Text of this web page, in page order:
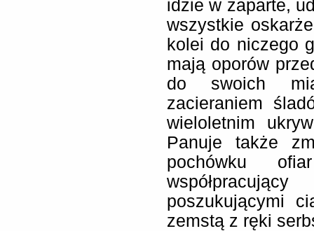
idzie w zaparte,
wszystkie
kolei do niczego
mają oporów
do swoich
zacieraniem
wieloletnim
Panuje także
pochówku
poszukującymi
zemstą z ręki